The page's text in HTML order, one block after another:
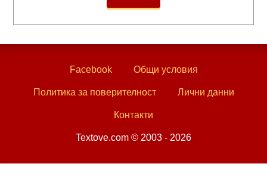
Facebook Общи условия
Политика за поверителност Лични данни
Контакти
Textove.com © 2003 - 2026